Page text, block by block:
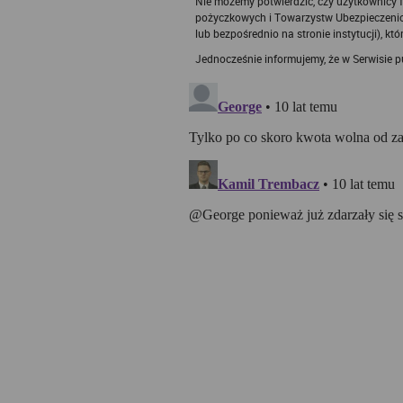
pożyczkowych i Towarzystw
lub bezpośrednio na stronie instytucji),
Jednocześnie informujemy, że w Serwisie
Zasady
Każdy
Każdy
Pliki typu
oraz